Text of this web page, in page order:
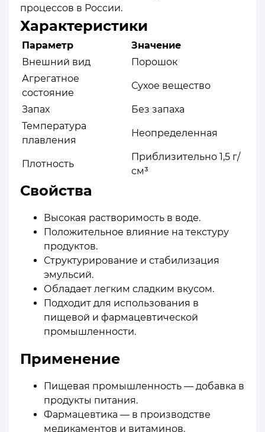
процессов в России.
Характеристики
Параметр
Значение
Внешний вид
Порошок
Агрегатное
состояние
Сухое вещество
Запах
Без запаха
Температура
плавления
Неопределенная
Плотность
Приблизительно 1,5 г/
см³
Свойства
Высокая растворимость в воде.
Положительное влияние на текстуру
продуктов.
Структурирование и стабилизация
эмульсий.
Обладает легким сладким вкусом.
Подходит для использования в
пищевой и фармацевтической
промышленности.
Применение
Пищевая промышленность — добавка в
продукты питания.
Фармацевтика — в производстве
медикаментов и витаминов.